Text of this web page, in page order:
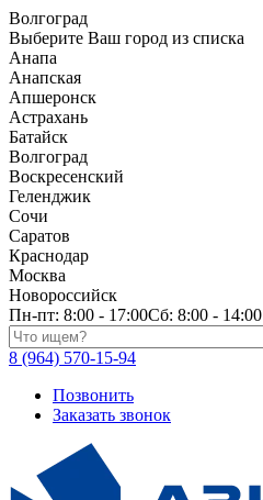
Волгоград
Выберите Ваш город из списка
Анапа
Анапская
Апшеронск
Астрахань
Батайск
Волгоград
Воскресенский
Геленджик
Сочи
Саратов
Краснодар
Москва
Новороссийск
Пн-пт: 8:00 - 17:00Сб: 8:00 - 14:00
Поиск по каталогу
8 (964) 570-15-94
Позвонить
Заказать звонок